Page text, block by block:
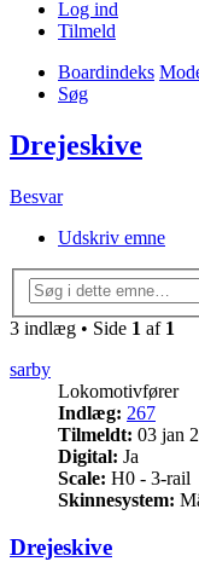
Log ind
Tilmeld
Boardindeks
Søg
Drejeskive
Besvar
Udskriv emne
3 indlæg • Side 1 af 1
sarby
Lokomotivfører
Indlæg: 267
Tilmeldt: 03 jan
Digital: Ja
Scale: H0 - 3-rail
Skinnesystem:
Drejeskive